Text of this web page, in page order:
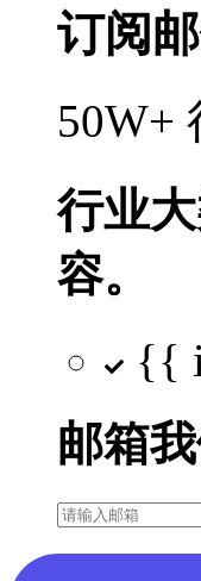
订阅
50W+
行业
容。
{{
邮箱